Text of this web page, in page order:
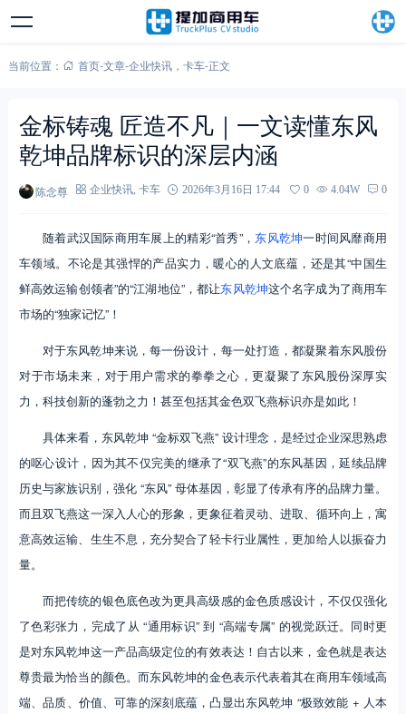
当前位置： 首页-文章-企业快讯， 卡车-正文
金标铸魂 匠造不凡｜一文读懂东风
乾坤品牌标识的深层内涵
陈念尊 企业快讯, 卡车 2026年3月16日 17:44 0 4.04W 0
随着武汉国际商用车展上的精彩“首秀”， 东风乾坤一时间风靡商用
车领域。不论是其强悍的产品实力，暖心的人文底蕴，还是其“中国生
鲜高效运输创领者”的“江湖地位”，都让东风乾坤这个名字成为了商用车
市场的“独家记忆”！
对于东风乾坤来说，每一份设计，每一处打造，都凝聚着东风股份
对于市场未来，对于用户需求的拳拳之心，更凝聚了东风股份深厚实
力，科技创新的蓬勃之力！甚至包括其金色双飞燕标识亦是如此！
具体来看，东风乾坤 “金标双飞燕” 设计理念，是经过企业深思熟虑
的呕心设计，因为其不仅完美的继承了“双飞燕”的东风基因，延续品牌
历史与家族识别，强化 “东风” 母体基因，彰显了传承有序的品牌力量。
而且双飞燕这一深入人心的形象，更象征着灵动、进取、循环向上，寓
意高效运输、生生不息，充分契合了轻卡行业属性，更加给人以振奋力
量。
而把传统的银色底色改为更具高级感的金色质感设计，不仅仅强化
了色彩张力，完成了从 “通用标识” 到 “高端专属” 的视觉跃迁。同时更
是对东风乾坤这一产品高级定位的有效表达！自古以来，金色就是表达
尊贵最为恰当的颜色。而东风乾坤的金色表示代表着其在商用车领域高
端、品质、价值、可靠的深刻底蕴，凸显出东风乾坤 “极致效能 + 人本